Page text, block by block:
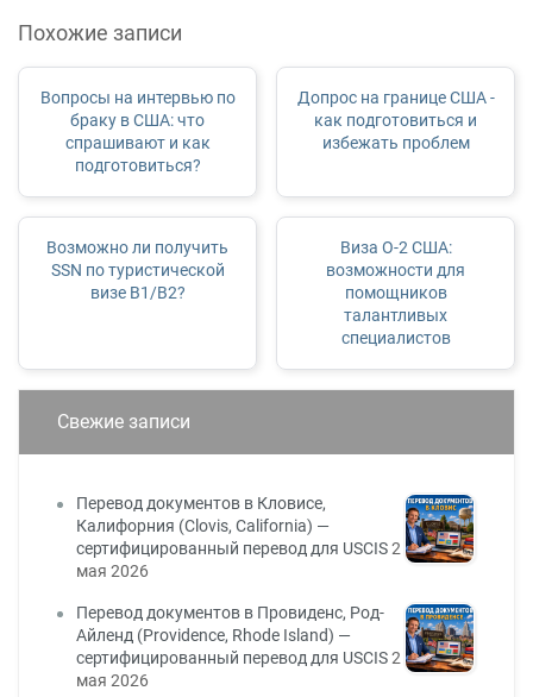
Похожие записи
Вопросы на интервью по
браку в США: что
спрашивают и как
подготовиться?
Допрос на границе США -
как подготовиться и
избежать проблем
Возможно ли получить
SSN по туристической
визе B1/B2?
Виза O-2 США:
возможности для
помощников
талантливых
специалистов
Свежие записи
Перевод документов в Кловисе,
Калифорния (Clovis, California) —
сертифицированный перевод для USCIS2
мая 2026
Перевод документов в Провиденс, Род-
Айленд (Providence, Rhode Island) —
сертифицированный перевод для USCIS2
мая 2026